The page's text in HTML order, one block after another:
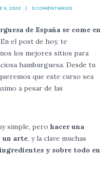
9, 2020 0 COMENTARIOS
de España se come en
En el post de hoy, te
los mejores sitios para
hamburguesa. Desde tu
que este curso sea
a pesar de las
simple, pero hacer una
un arte, y la clave muchas
y sobre todo en